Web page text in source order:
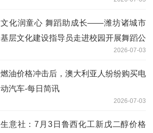
文化润童心 舞蹈助成长——潍坊诸城市
基层文化建设指导员走进校园开展舞蹈公
2026-07-03
燃油价格冲击后，澳大利亚人纷纷购买电
动汽车-每日简讯
2026-07-03
生意社：7月3日鲁西化工新戊二醇价格